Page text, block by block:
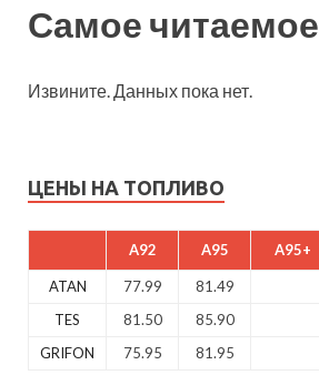
Самое читаемое
Извините. Данных пока нет.
ЦЕНЫ НА ТОПЛИВО
A92 A95 A95+
ATAN 77.99 81.49
TES
81.50 85.90
GRIFON
75.95 81.95